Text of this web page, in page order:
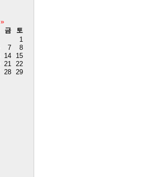
»
금
토
1
7
8
14
15
21 22
28 29